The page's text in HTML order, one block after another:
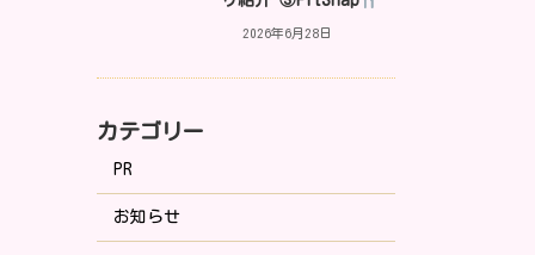
2026年6月28日
カテゴリー
PR
お知らせ